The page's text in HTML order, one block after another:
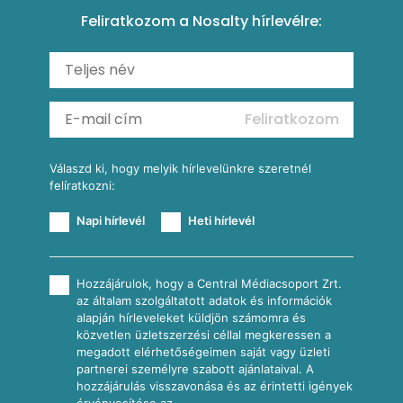
Carbonara
Shakshuka
Ratatouille
Mexikói húsleves kukorica salsával
Almás-kéksajtos kukoricasaláta
Köretek
Reggeli receptek
Feliratkozom a Nosalty hírlevélre:
Feliratkozom
Válaszd ki, hogy melyik hírlevelünkre szeretnél
felíratkozni:
Napi hírlevél Heti hírlevél
Hozzájárulok, hogy a Central Médiacsoport Zrt.
az általam szolgáltatott adatok és információk
alapján hírleveleket küldjön számomra és
közvetlen üzletszerzési céllal megkeressen a
megadott elérhetőségeimen saját vagy üzleti
partnerei személyre szabott ajánlataival. A
hozzájárulás visszavonása és az érintetti igények